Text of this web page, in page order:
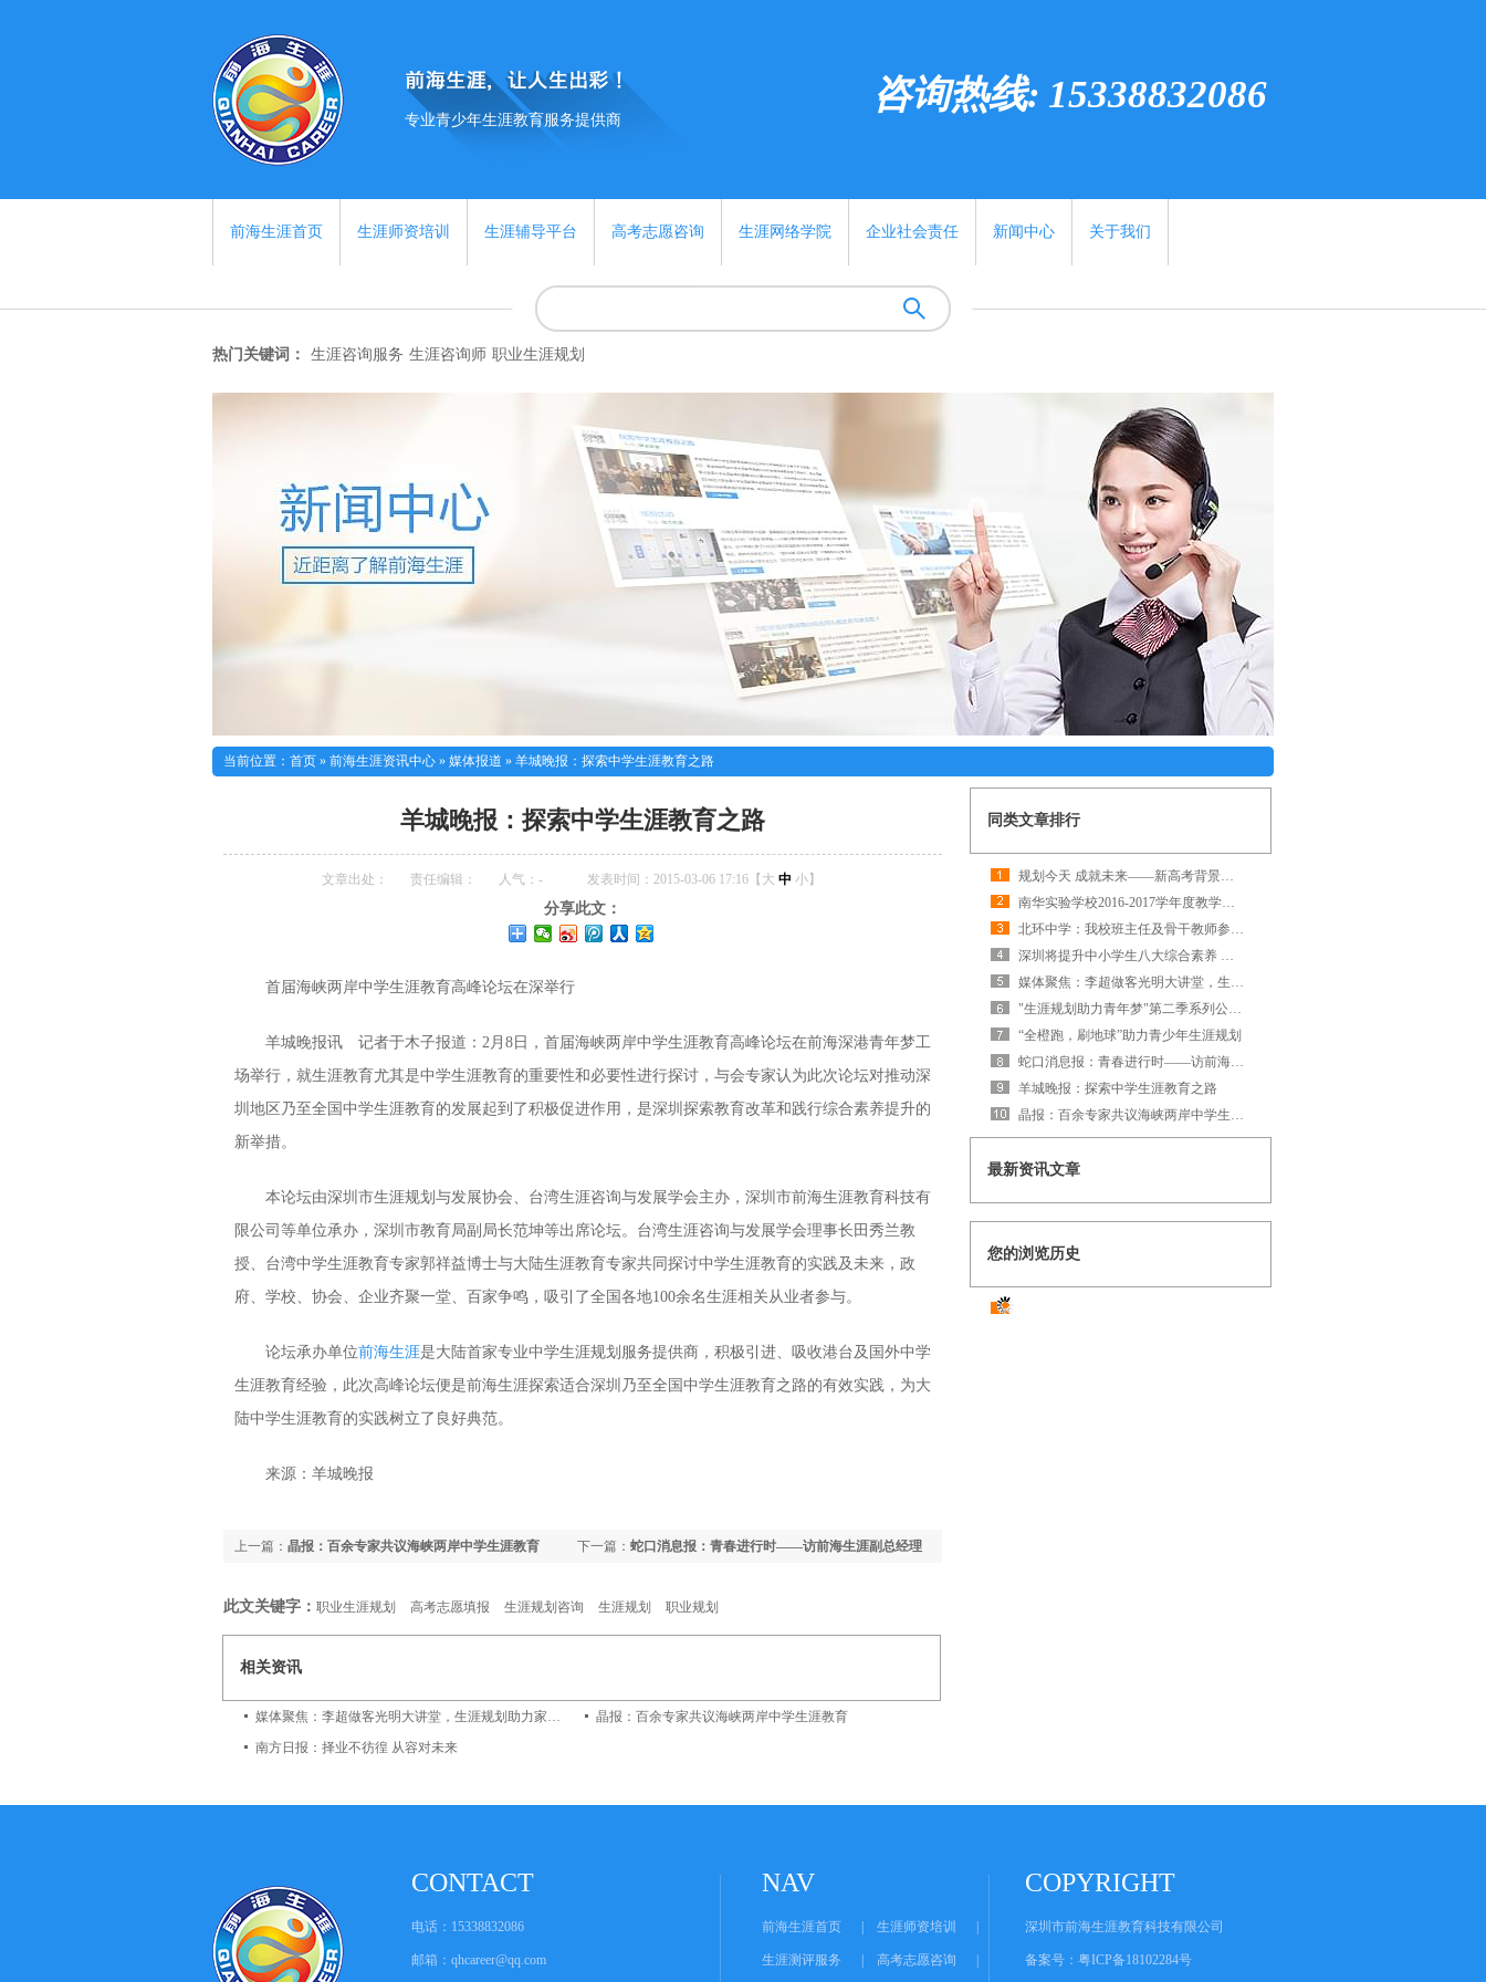
专业青少年生涯教育服务提供商
咨询热线: 15338832086
前海生涯首页 生涯师资培训 生涯辅导平台 高考志愿咨询 生涯网络学院 企业社会责任 新闻中心 关于我们
热门关键词： 生涯咨询服务 生涯咨询师 职业生涯规划
当前位置： 首页 » 前海生涯资讯中心 » 媒体报道 » 羊城晚报：探索中学生涯教育之路
羊城晚报：探索中学生涯教育之路
文章出处： 责任编辑： 人气： - 发表时间：2015-03-06 17:16【 大 中 小】
分享此文：
首届海峡两岸中学生涯教育高峰论坛在深举行
羊城晚报讯 记者于木子报道：2月8日，首届海峡两岸中学生涯教育高峰论坛在前海深港青年梦工
场举行，就生涯教育尤其是中学生涯教育的重要性和必要性进行探讨，与会专家认为此次论坛对推动深
圳地区乃至全国中学生涯教育的发展起到了积极促进作用，是深圳探索教育改革和践行综合素养提升的
新举措。
本论坛由深圳市生涯规划与发展协会、台湾生涯咨询与发展学会主办，深圳市前海生涯教育科技有
限公司等单位承办，深圳市教育局副局长范坤等出席论坛。台湾生涯咨询与发展学会理事长田秀兰教
授、台湾中学生涯教育专家郭祥益博士与大陆生涯教育专家共同探讨中学生涯教育的实践及未来，政
府、学校、协会、企业齐聚一堂、百家争鸣，吸引了全国各地100余名生涯相关从业者参与。
论坛承办单位前海生涯是大陆首家专业中学生涯规划服务提供商，积极引进、吸收港台及国外中学
生涯教育经验，此次高峰论坛便是前海生涯探索适合深圳乃至全国中学生涯教育之路的有效实践，为大
陆中学生涯教育的实践树立了良好典范。
来源：羊城晚报
下一篇： 蛇口消息报：青春进行时——访前海生涯副总经理
上一篇： 晶报：百余专家共议海峡两岸中学生涯教育
此文关键字： 职业生涯规划 高考志愿填报 生涯规划咨询 生涯规划 职业规划
相关资讯
媒体聚焦：李超做客光明大讲堂，生涯规划助力家庭教育
晶报：百余专家共议海峡两岸中学生涯教育
南方日报：择业不彷徨 从容对未来
同类文章排行
规划今天 成就未来——新高考背景下学生生涯规划与志愿填报发展研讨会开幕
南华实验学校2016-2017学年度教学研讨暨初三年级教学培训会
北环中学：我校班主任及骨干教师参加国际生涯规划师培训
深圳将提升中小学生八大综合素养 品德素养居于首位
媒体聚焦：李超做客光明大讲堂，生涯规划助力家庭教育
"生涯规划助力青年梦"第二季系列公益活动圆满落幕
“全橙跑，刷地球”助力青少年生涯规划
蛇口消息报：青春进行时——访前海生涯副总经理李超
羊城晚报：探索中学生涯教育之路
晶报：百余专家共议海峡两岸中学生涯教育
最新资讯文章
您的浏览历史
CONTACT
电话：15338832086
邮箱： qhcareer@qq.com
NAV
前海生涯首页 生涯师资培训
生涯测评服务 高考志愿咨询
COPYRIGHT
深圳市前海生涯教育科技有限公司
备案号： 粤ICP备18102284号